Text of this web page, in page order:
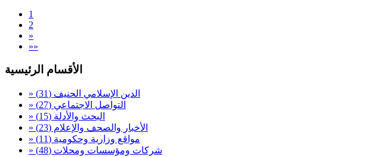
1
2
»
»»
الأقسام الرئيسية
» الدين الإسلامي الحنيف (31)
» التواصل الاجتماعي (27)
» البحث والأدلة (15)
» الأخبار والصحف والإعلام (23)
» مواقع وزارية وحكومية (11)
» شركات ومؤسسات ومحلات (48)